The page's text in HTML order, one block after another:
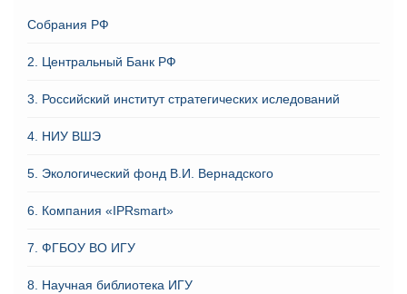
Собрания РФ
2. Центральный Банк РФ
3. Российский институт стратегических иследований
4. НИУ ВШЭ
5. Экологический фонд В.И. Вернадского
6. Компания «IPRsmart»
7. ФГБОУ ВО ИГУ
8. Научная библиотека ИГУ